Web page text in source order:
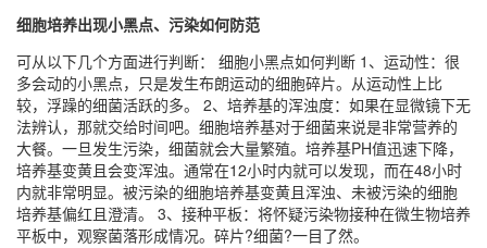
细胞培养出现小黑点、污染如何防范
可从以下几个方面进行判断： 细胞小黑点如何判断 1、运动性：很
多会动的小黑点，只是发生布朗运动的细胞碎片。从运动性上比
较，浮躁的细菌活跃的多。 2、培养基的浑浊度：如果在显微镜下无
法辨认，那就交给时间吧。细胞培养基对于细菌来说是非常营养的
大餐。一旦发生污染，细菌就会大量繁殖。培养基PH值迅速下降，
培养基变黄且会变浑浊。通常在12小时内就可以发现，而在48小时
内就非常明显。被污染的细胞培养基变黄且浑浊、未被污染的细胞
培养基偏红且澄清。 3、接种平板：将怀疑污染物接种在微生物培养
平板中，观察菌落形成情况。碎片?细菌?一目了然。